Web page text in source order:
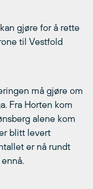
gjøre for å rette
til Vestfold
må gjøre om
Fra Horten kom
alene kom
blitt levert
er nå rundt